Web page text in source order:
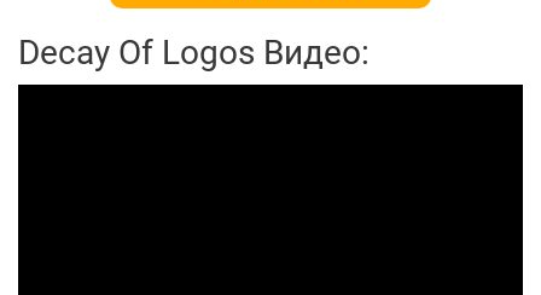
Decay Of Logos Видео: